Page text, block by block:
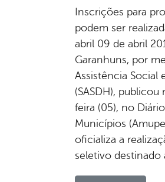
Inscrições para
podem ser
abril 09 de abril
Garanhuns, por
Assistência Social
(SASDH),
feira (05), no
Municípios
oficializa a
seletivo destinado